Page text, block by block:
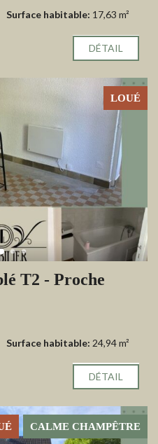
Surface habitable: 17,63 m²
DÉTAIL
LOUÉ
T2 - Proche
Surface habitable: 24,94 m²
DÉTAIL
CALME CHAMPÊTRE